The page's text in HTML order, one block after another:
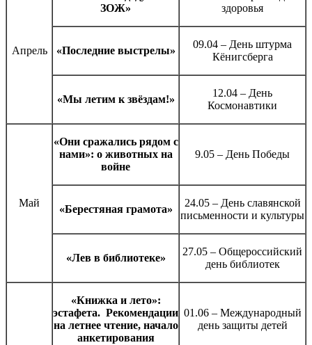
Апрель
ЗОЖ»
здоровья
«Последние выстрелы»
09.04 – День штурма
Кёнигсберга
«Мы летим к звёздам!»
12.04 – День
Космонавтики
Май
«Они сражались рядом с
нами»: о животных на
войне
9.05 – День Победы
«Берестяная грамота»
24.05 – День славянской
письменности и культуры
«Лев в библиотеке»
27.05 – Общероссийский
день библиотек
«Книжка и лето»:
эстафета. Рекомендации
на летнее чтение, начало
анкетирования
01.06 – Международный
день защиты детей